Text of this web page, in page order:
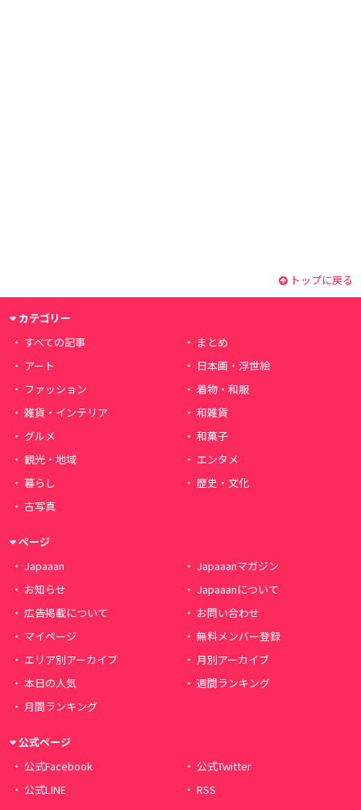
トップに戻る
カテゴリー
すべての記事
まとめ
アート
日本画・浮世絵
ファッション
着物・和服
雑貨・インテリア
和雑貨
グルメ
和菓子
観光・地域
エンタメ
暮らし
歴史・文化
古写真
ページ
Japaaan
Japaaanマガジン
お知らせ
Japaaanについて
広告掲載について
お問い合わせ
マイページ
無料メンバー登録
エリア別アーカイブ
月別アーカイブ
本日の人気
週間ランキング
月間ランキング
公式ページ
公式Facebook
公式Twitter
公式LINE
RSS